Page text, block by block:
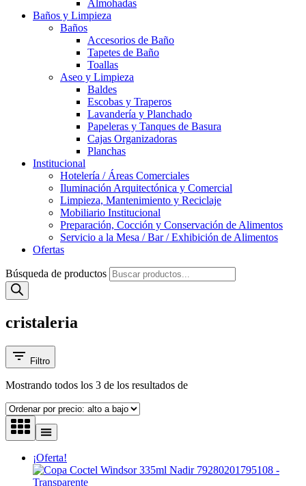
Almohadas
Baños y Limpieza
Baños
Accesorios de Baño
Tapetes de Baño
Toallas
Aseo y Limpieza
Baldes
Escobas y Traperos
Lavandería y Planchado
Papeleras y Tanques de Basura
Cajas Organizadoras
Planchas
Institucional
Hotelería / Áreas Comerciales
Iluminación Arquitectónica y Comercial
Limpieza, Mantenimiento y Reciclaje
Mobiliario Institucional
Preparación, Cocción y Conservación de Alimentos
Servicio a la Mesa / Bar / Exhibición de Alimentos
Ofertas
Búsqueda de productos
cristaleria
Filtro
Mostrando todos los 3 de los resultados de
¡Oferta!